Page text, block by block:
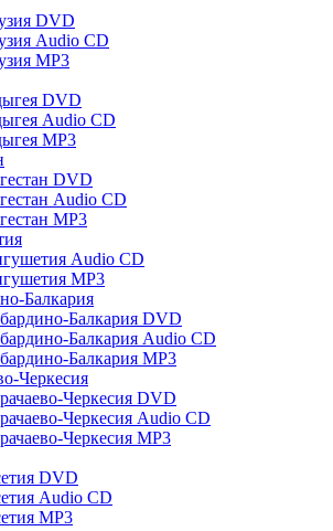
DVD
Audio CD
MP3
DVD
Audio CD
MP3
DVD
Audio CD
MP3
Audio CD
MP3
Балкария
Балкария DVD
Балкария Audio CD
Балкария MP3
Черкесия
Черкесия DVD
Черкесия Audio CD
Черкесия MP3
DVD
Audio CD
MP3